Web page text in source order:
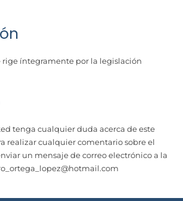
rige íntegramente por la legislación
tenga cualquier duda acerca de este
realizar cualquier comentario sobre el
un mensaje de correo electrónico a la